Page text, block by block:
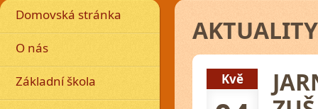
AKTUALITY
Kvě
Domovská stránka
O nás
Základní škola